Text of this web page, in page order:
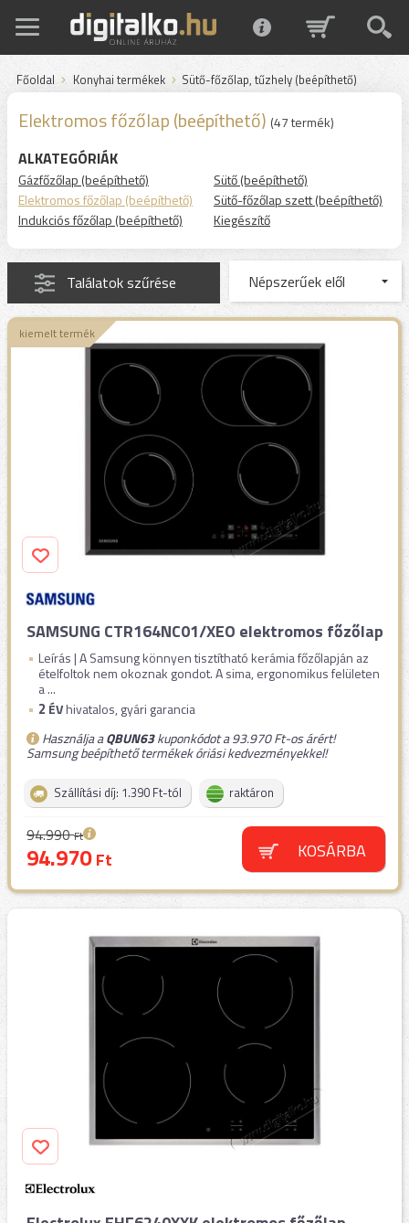
Főoldal Konyhai termékek Sütő-főzőlap, tűzhely (beépíthető)
Elektromos főzőlap (beépíthető) (47 termék)
ALKATEGÓRIÁK
Gázfőzőlap (beépíthető)
Elektromos főzőlap (beépíthető)
Indukciós főzőlap (beépíthető)
Sütő (beépíthető)
Sütő-főzőlap szett (beépíthető)
Kiegészítő
Találatok szűrése
kiemelt termék
SAMSUNG CTR164NC01/XEO elektromos főzőlap
Leírás | A Samsung könnyen tisztítható kerámia főzőlapján az
ételfoltok nem okoznak gondot. A sima, ergonomikus felületen
a ...
2 ÉVhivatalos, gyári garancia
Használja aQBUN63kuponkódot a 93.970 Ft-os árért!
Samsung beépíthető termékek óriási kedvezményekkel!
Szállítási díj: 1.390 Ft-tól raktáron
94.990Ft
94.970Ft KOSÁRBA